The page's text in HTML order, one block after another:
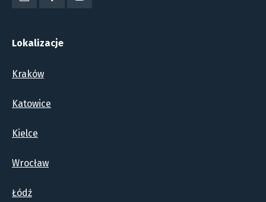
Lokalizacje
Kraków
Katowice
Kielce
Wrocław
Łódź